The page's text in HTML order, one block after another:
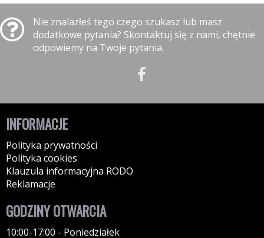
Nie znalazłeś tego czego szukasz lub masz
dodatkowe pytania? Skontaktuj się z nami, chętnie
odpowiemy na Twoje pytania.
INFORMACJE
Polityka prywatności
Polityka cookies
Klauzula informacyjna RODO
Reklamacje
GODZINY OTWARCIA
10:00-17:00 - Poniedziałek